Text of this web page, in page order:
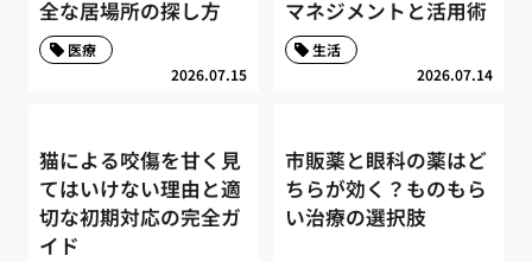
全な居場所の探し方
2026.07.15
医療
マネジメントと活用術
2026.07.14
生活
猫による咬傷を甘く見
てはいけない理由と適
切な初期対応の完全ガ
イド
市販薬と眼科の薬はど
ちらが効く？ものもら
い治療の選択肢